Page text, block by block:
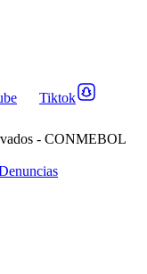
Tiktok
- CONMEBOL